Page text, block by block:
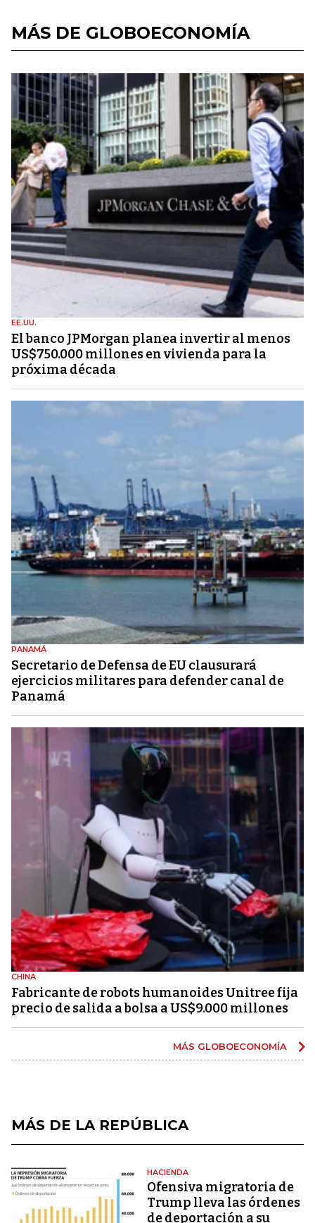
MÁS DE GLOBOECONOMÍA
EE.UU.
El banco JPMorgan planea invertir al menos
US$750.000 millones en vivienda para la
próxima década
PANAMÁ
Secretario de Defensa de EU clausurará
ejercicios militares para defender canal de
Panamá
CHINA
Fabricante de robots humanoides Unitree fija
precio de salida a bolsa a US$9.000 millones
MÁS GLOBOECONOMÍA
MÁS DE LA REPÚBLICA
HACIENDA
Ofensiva migratoria de
Trump lleva las órdenes
de deportación a su